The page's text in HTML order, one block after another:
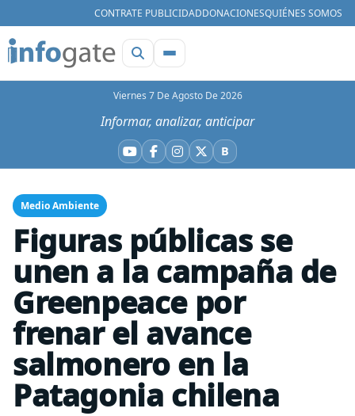
CONTRATE PUBLICIDADDONACIONESQUIÉNES SOMOS
Viernes 7 De Agosto De 2026
Informar, analizar, anticipar
YouTube
Facebook
Instagram
X BBluesky
Medio Ambiente
Figuras públicas se
unen a la campaña de
Greenpeace por
frenar el avance
salmonero en la
Patagonia chilena